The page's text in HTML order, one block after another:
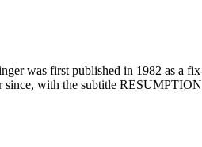
was first published in 1982 as a
with the subtitle